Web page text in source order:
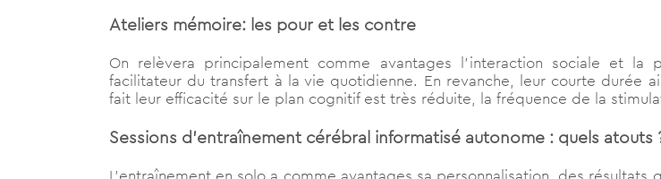
Ateliers mémoire: les pour et les contre
On relèvera principalement comme avantages l’interaction sociale et la
facilitateur du transfert à la vie quotidienne. En revanche, leur courte durée
fait leur efficacité sur le plan cognitif est très réduite, la fréquence de la
Sessions d’entraînement cérébral informatisé autonome : quels atouts